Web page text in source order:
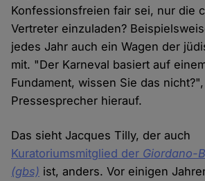
Konfessionsfreien fair sei, nur die
Vertreter einzuladen?
jedes Jahr auch ein Wagen der
mit. "Der Karneval basiert auf
Fundament, wissen Sie das
Pressesprecher hierauf.
Das sieht Jacques Tilly, der auch
Kuratoriumsmitglied der Giordano-
(gbs) ist, anders. Vor einigen